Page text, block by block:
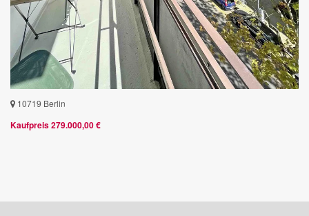
10719 Berlin
Kaufpreis 279.000,00 €